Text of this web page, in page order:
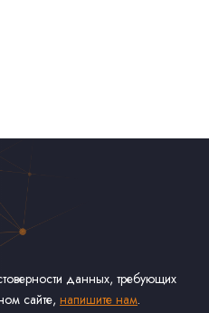
данных, требующих
сайте, напишите нам.